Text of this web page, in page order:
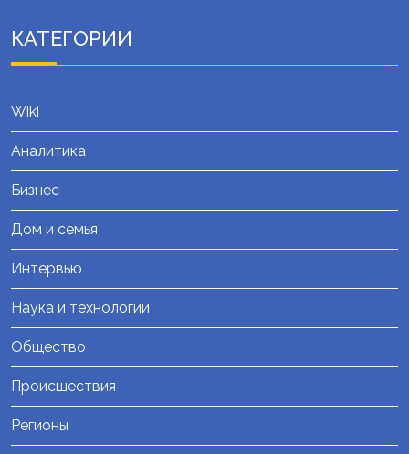
КАТЕГОРИИ
Wiki
Аналитика
Бизнес
Дом и семья
Интервью
Наука и технологии
Общество
Происшествия
Регионы